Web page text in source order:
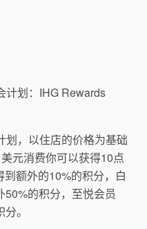
计划：IHG Rewards
划，以住店的价格为基础
元消费你可以获得10点
额外的10%的积分，白
的积分，至悦会员
。